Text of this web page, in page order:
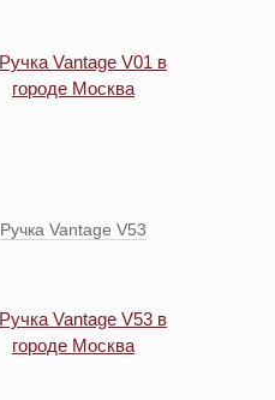
Ручка Vantage V53